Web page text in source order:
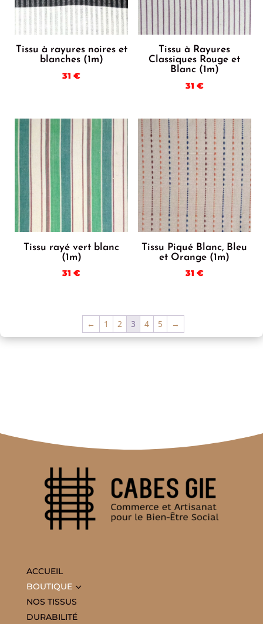
Tissu à rayures noires et
blanches (1m)
31€
Tissu à Rayures
Classiques Rouge et
Blanc (1m)
31 €
Tissu rayé vert blanc
(1m)
31€
Tissu Piqué Blanc, Bleu
et Orange (1m)
31 €
← 1 2 3 4 5 →
ACCUEIL
BOUTIQUE3
NOS TISSUS
DURABILITÉ